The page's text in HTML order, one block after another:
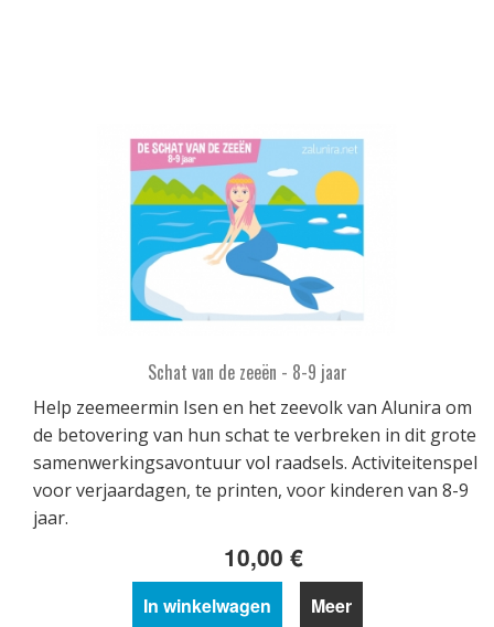
Schat van de zeeën - 8-9 jaar
Help zeemeermin Isen en het zeevolk van Alunira om
de betovering van hun schat te verbreken in dit grote
samenwerkingsavontuur vol raadsels. Activiteitenspel
voor verjaardagen, te printen, voor kinderen van 8-9
jaar.
10,00 €
In winkelwagen Meer